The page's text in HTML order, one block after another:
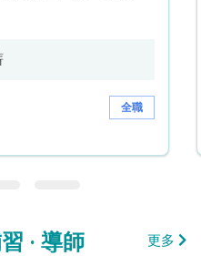
全職
· 導師 更多